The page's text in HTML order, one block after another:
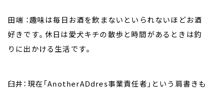
田端 ：趣味は毎日お酒を飲まないといられないほどお酒
好きです。休日は愛犬キチの散歩と時間があるときは釣
りに出かける生活です。
臼井：現在「AnotherADdres事業責任者」という肩書きも